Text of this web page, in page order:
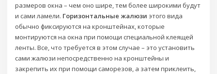
размеров окна – чем оно шире, тем более широкими будут
и сами ламели. Горизонтальные жалюзи этого вида
обычно фиксируются на кронштейнах, которые
монтируются на окна при помощи специальной клеящей
ленты. Все, что требуется в этом случае – это установить
сами жалюзи непосредственно на кронштейны и
закрепить их при помощи саморезов, а затем приклеить,